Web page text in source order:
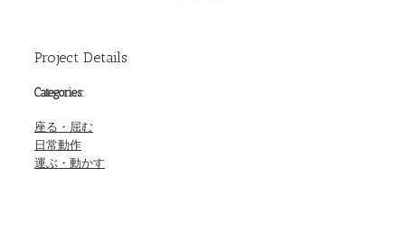
Project Details
Categories:
座る・屈む
日常動作
運ぶ・動かす